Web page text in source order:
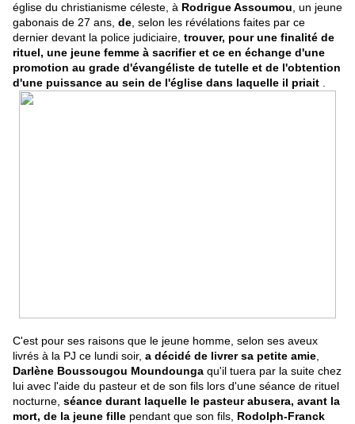
église du christianisme céleste, à Rodrigue Assoumou , un jeune
gabonais de 27 ans, de , selon les révélations faites par ce
dernier devant la police judiciaire, trouver, pour une finalité de
rituel, une jeune femme à sacrifier et ce en échange d'une
promotion au grade d'évangéliste de tutelle et de l'obtention
d'une puissance au sein de l'église dans laquelle il priait
C'est pour ses raisons que le jeune homme, selon ses aveux
livrés à la PJ ce lundi soir, a décidé de livrer sa petite amie
Darlène Boussougou Moundounga qu'il tuera par la suite chez
lui avec l'aide du pasteur et de son fils lors d'une séance de rituel
nocturne, séance durant laquelle le pasteur abusera, avant la
mort, de la jeune fille pendant que son fils, Rodolph-Franck